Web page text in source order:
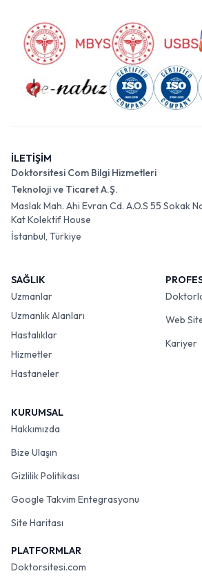
İLETİŞİM
Doktorsitesi Com Bilgi Hizmetleri
Teknoloji ve Ticaret A.Ş.
Maslak Mah. Ahi Evran Cd. A.O.S 55 Sokak
Kat Kolektif House
İstanbul, Türkiye
SAĞLIK
Uzmanlar
Uzmanlık Alanları
Hastalıklar
Hizmetler
Hastaneler
Web
Kariyer
KURUMSAL
Hakkımızda
Bize Ulaşın
Gizlilik Politikası
Google Takvim Entegrasyonu
Site Haritası
PLATFORMLAR
Doktorsitesi.com